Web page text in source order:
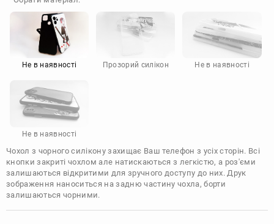
Doogee
Infinix
Sony
Motorola
Не в наявності Прозорий силікон Не в наявності
Не в наявності
Чохол з чорного силікону захищає Ваш телефон з усіх сторін. Всі
кнопки закриті чохлом але натискаються з легкістю, а роз'єми
залишаються відкритими для зручного доступу до них. Друк
зображення наноситься на задню частину чохла, борти
залишаються чорними.